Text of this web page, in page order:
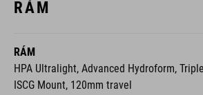
RÁM
RÁM
HPA Ultralight, Advanced Hydroform,
ISCG Mount, 120mm travel